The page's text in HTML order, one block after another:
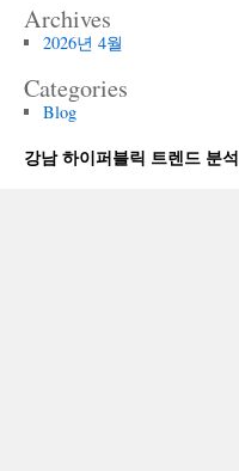
Archives
2026년 4월
Categories
Blog
강남 하이퍼블릭 트렌드 분석